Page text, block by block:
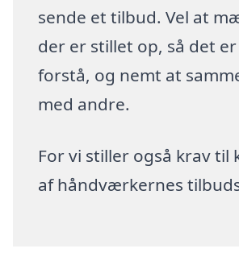
sende et tilbud. Vel at
der er stillet op, så det
forstå, og nemt at
med andre.
For vi stiller også krav til
af håndværkernes